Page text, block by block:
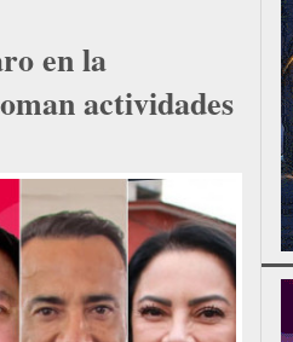
en la
actividades